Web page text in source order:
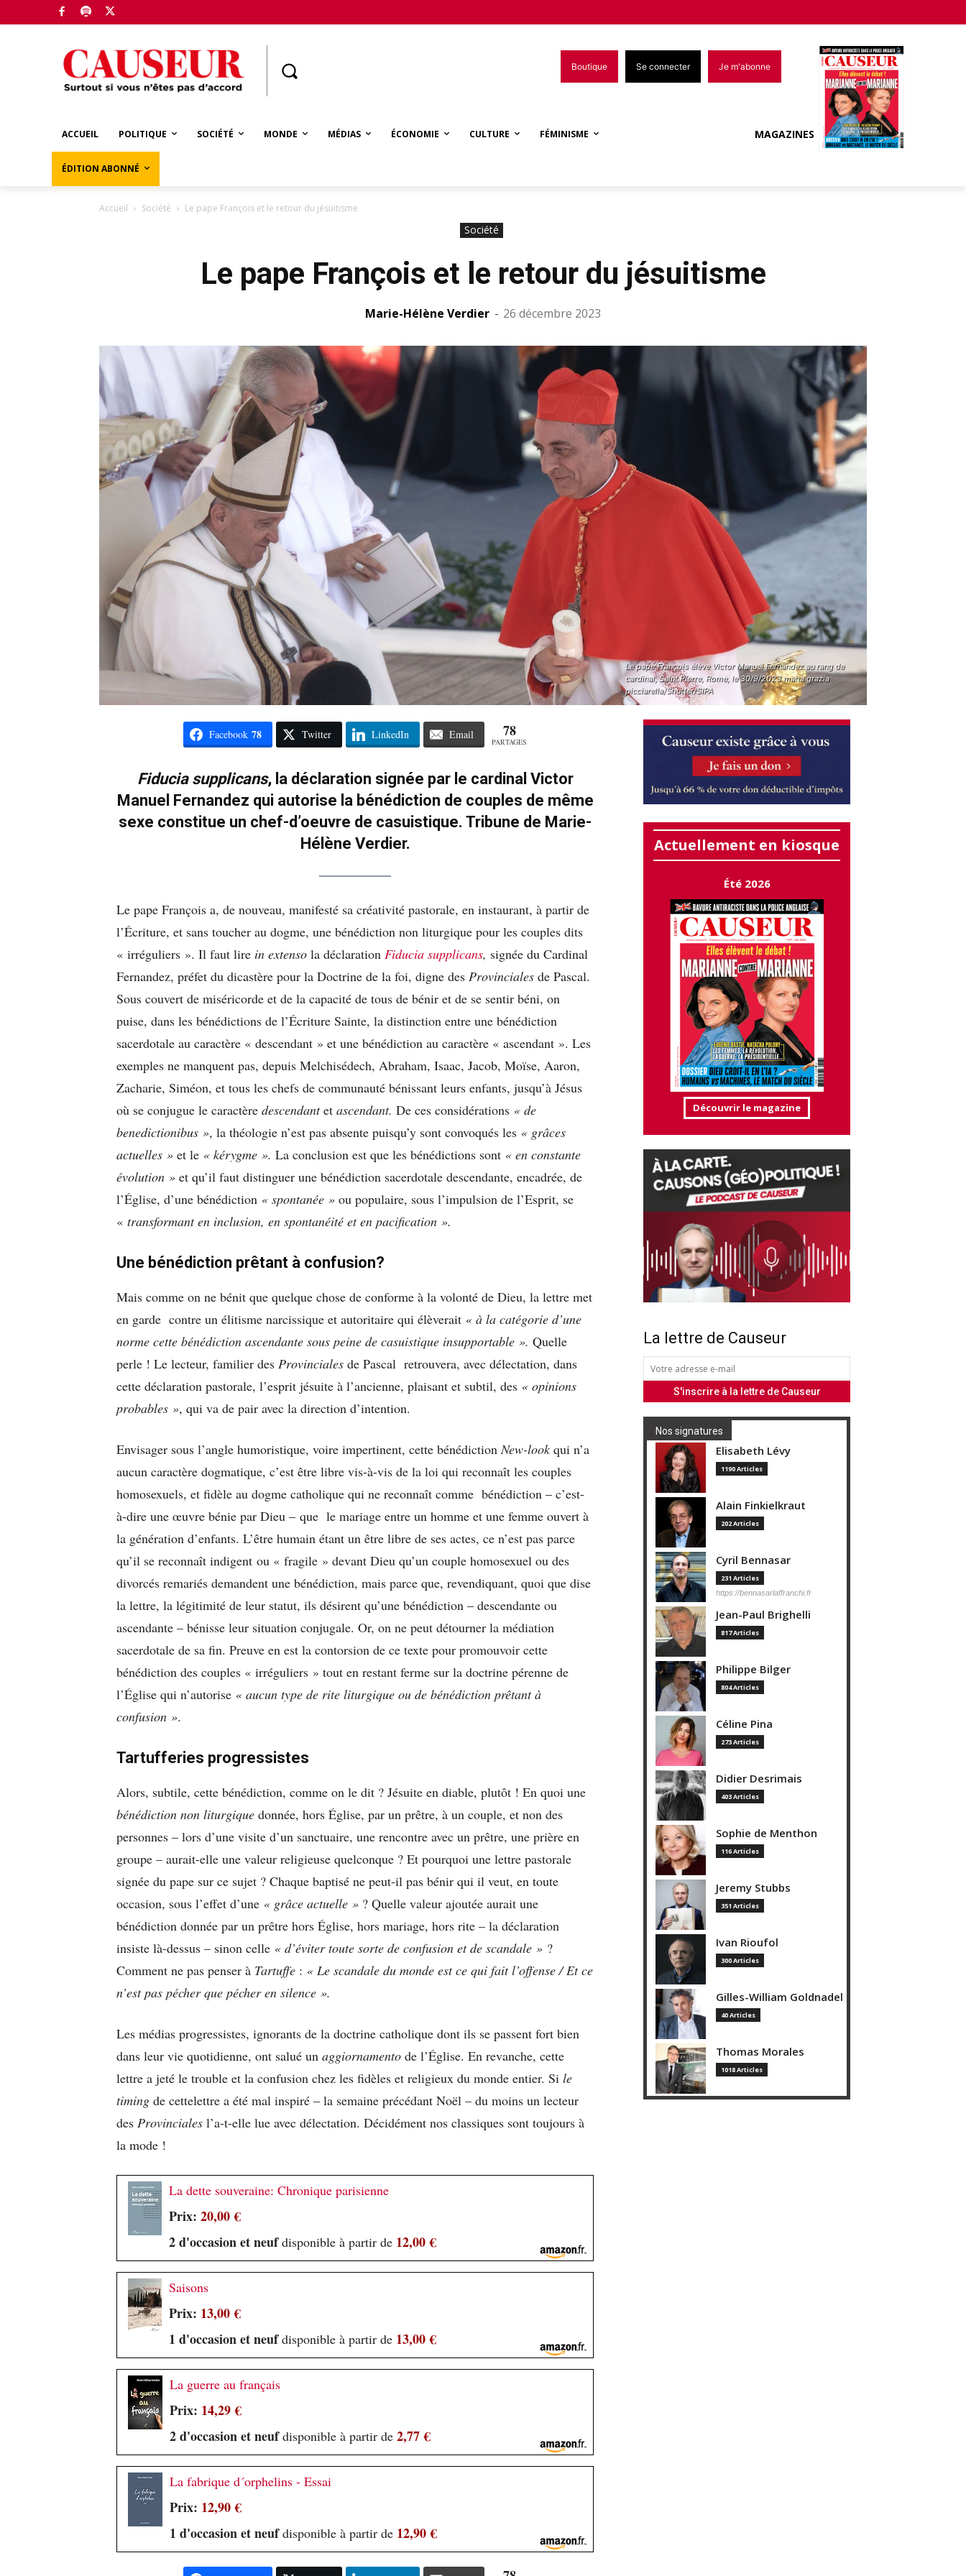
Boutique Se connecter Je m'abonne
ACCUEIL POLITIQUE SOCIÉTÉ MONDE MÉDIAS ÉCONOMIE CULTURE FÉMINISME
ÉDITION ABONNÉ
MAGAZINES
Accueil Société Le pape François et le retour du jésuitisme
Société
Le pape François et le retour du jésuitisme
Marie-Hélène Verdier - 26 décembre 2023
Le pape François élève Victor Manuel Fernandez au rang de
cardinal, Saint Pierre, Rome, le 30/9/2023 maria grazia
picciarella/Shutter/SIPA
Facebook 78 Twitter LinkedIn Email 78
PARTAGES
Fiducia supplicans, la déclaration signée par le cardinal Victor
Manuel Fernandez qui autorise la bénédiction de couples de même
sexe constitue un chef-d’oeuvre de casuistique. Tribune de Marie-
Hélène Verdier.
Le pape François a, de nouveau, manifesté sa créativité pastorale, en instaurant, à partir de
l’Écriture, et sans toucher au dogme, une bénédiction non liturgique pour les couples dits
« irréguliers ». Il faut lire in extenso la déclaration Fiducia supplicans, signée du Cardinal
Fernandez, préfet du dicastère pour la Doctrine de la foi, digne des Provinciales de Pascal.
Sous couvert de miséricorde et de la capacité de tous de bénir et de se sentir béni, on
puise, dans les bénédictions de l’Écriture Sainte, la distinction entre une bénédiction
sacerdotale au caractère « descendant » et une bénédiction au caractère « ascendant ». Les
exemples ne manquent pas, depuis Melchisédech, Abraham, Isaac, Jacob, Moïse, Aaron,
Zacharie, Siméon, et tous les chefs de communauté bénissant leurs enfants, jusqu’à Jésus
où se conjugue le caractère descendantet ascendant. De ces considérations « de
benedictionibus », la théologie n’est pas absente puisqu’y sont convoqués les « grâces
actuelles » et le « kérygme ». La conclusion est que les bénédictions sont « en constante
évolution » et qu’il faut distinguer une bénédiction sacerdotale descendante, encadrée, de
l’Église, d’une bénédiction « spontanée » ou populaire, sous l’impulsion de l’Esprit, se
« transformant en inclusion, en spontanéité et en pacification ».
Une bénédiction prêtant à confusion?
Mais comme on ne bénit que quelque chose de conforme à la volonté de Dieu, la lettre met
en garde contre un élitisme narcissique et autoritaire qui élèverait « à la catégorie d’une
norme cette bénédiction ascendante sous peine de casuistique insupportable ». Quelle
perle ! Le lecteur, familier des Provinciales de Pascal retrouvera, avec délectation, dans
cette déclaration pastorale, l’esprit jésuite à l’ancienne, plaisant et subtil, des « opinions
probables », qui va de pair avec la direction d’intention.
Envisager sous l’angle humoristique, voire impertinent, cette bénédictionNew-look qui n’a
aucun caractère dogmatique, c’est être libre vis-à-vis de la loi qui reconnaît les couples
homosexuels, et fidèle au dogme catholique qui ne reconnaît comme bénédiction – c’est-
à-dire une œuvre bénie par Dieu – que le mariage entre un homme et une femme ouvert à
la génération d’enfants. L’être humain étant un être libre de ses actes, ce n’est pas parce
qu’il se reconnaît indigent ou « fragile » devant Dieu qu’un couple homosexuel ou des
divorcés remariés demandent une bénédiction, mais parce que, revendiquant, quoi que dise
la lettre, la légitimité de leur statut, ils désirent qu’une bénédiction – descendante ou
ascendante – bénisse leur situation conjugale. Or, on ne peut détourner la médiation
sacerdotale de sa fin. Preuve en est la contorsion de ce texte pour promouvoir cette
bénédiction des couples « irréguliers » tout en restant ferme sur la doctrine pérenne de
l’Église qui n’autorise « aucun type de rite liturgique ou de bénédiction prêtant à
confusion ».
Tartufferies progressistes
Alors, subtile, cette bénédiction, comme on le dit ? Jésuite en diable, plutôt ! En quoi une
bénédiction non liturgique donnée, hors Église, par un prêtre, à un couple, et non des
personnes – lors d’une visite d’un sanctuaire, une rencontre avec un prêtre, une prière en
groupe – aurait-elle une valeur religieuse quelconque ? Et pourquoi une lettre pastorale
signée du pape sur ce sujet ? Chaque baptisé ne peut-il pas bénir qui il veut, en toute
occasion, sous l’effet d’une « grâce actuelle » ? Quelle valeur ajoutée aurait une
bénédiction donnée par un prêtre hors Église, hors mariage, hors rite – la déclaration
insiste là-dessus – sinon celle « d’éviter toute sorte de confusion et de scandale » ?
Comment ne pas penser à Tartuffe : « Le scandale du monde est ce qui fait l’offense / Et ce
n’est pas pécher que pécher en silence ».
Les médias progressistes, ignorants de la doctrine catholique dont ils se passent fort bien
dans leur vie quotidienne, ont salué un aggiornamento de l’Église. En revanche, cette
lettre a jeté le trouble et la confusion chez les fidèles et religieux du monde entier. Si le
timing de cettelettre a été mal inspiré – la semaine précédant Noël – du moins un lecteur
des Provinciales l’a-t-elle lue avec délectation. Décidément nos classiques sont toujours à
la mode !
La dette souveraine: Chronique parisienne
Prix: 20,00 €
2 d'occasion et neufdisponible à partir de 12,00 €
Saisons
Prix: 13,00 €
1 d'occasion et neufdisponible à partir de 13,00 €
La guerre au français
Prix: 14,29 €
2 d'occasion et neufdisponible à partir de 2,77 €
La fabrique d´orphelins - Essai
Prix: 12,90 €
1 d'occasion et neufdisponible à partir de 12,90 €
Actuellement en kiosque
Été 2026
Découvrir le magazine
La lettre de Causeur
Nos signatures
Elisabeth Lévy
1190 Articles
Alain Finkielkraut
202 Articles
Cyril Bennasar
231 Articles
https://bennasarlaffranchi.fr
Jean-Paul Brighelli
817 Articles
Philippe Bilger
804 Articles
Céline Pina
273 Articles
Didier Desrimais
403 Articles
Sophie de Menthon
116 Articles
Jeremy Stubbs
351 Articles
Ivan Rioufol
300 Articles
Gilles-William Goldnadel
40 Articles
Thomas Morales
1018 Articles